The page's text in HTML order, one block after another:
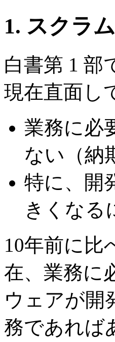
1. スクラ
白書第 1 部
現在直面し
業務に必
ない（納
特に、開
きくなる
10年前に比
在、業務に
ウェアが開
務であれば